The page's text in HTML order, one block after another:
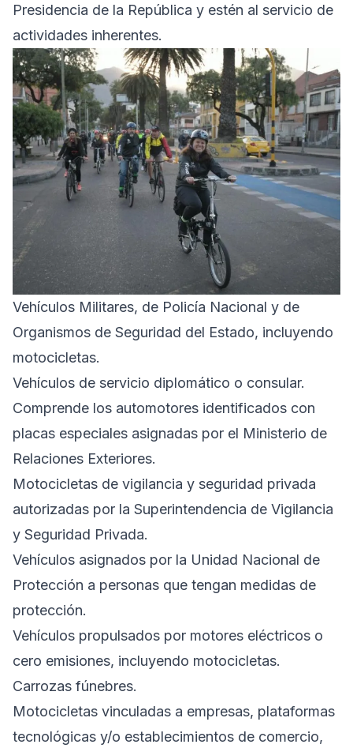
Presidencia de la República y estén al servicio de
actividades inherentes.
Vehículos Militares, de Policía Nacional y de
Organismos de Seguridad del Estado, incluyendo
motocicletas.
Vehículos de servicio diplomático o consular.
Comprende los automotores identificados con
placas especiales asignadas por el Ministerio de
Relaciones Exteriores.
Motocicletas de vigilancia y seguridad privada
autorizadas por la Superintendencia de Vigilancia
y Seguridad Privada.
Vehículos asignados por la Unidad Nacional de
Protección a personas que tengan medidas de
protección.
Vehículos propulsados por motores eléctricos o
cero emisiones, incluyendo motocicletas.
Carrozas fúnebres.
Motocicletas vinculadas a empresas, plataformas
tecnológicas y/o establecimientos de comercio,